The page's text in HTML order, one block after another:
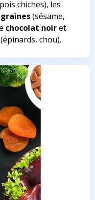
chiches), les
graines(sésame,
chocolat noiret
(épinards, chou).